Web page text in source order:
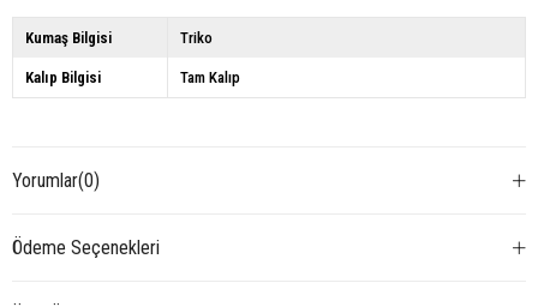
Kumaş Bilgisi Triko
Kalıp Bilgisi Tam Kalıp
Yorumlar(0)
Ödeme Seçenekleri